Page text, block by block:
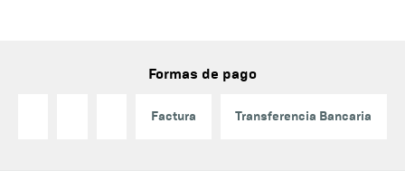
Formas de pago
Factura Transferencia Bancaria